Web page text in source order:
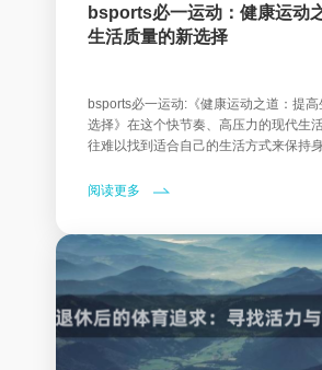
bsports必一运动：健康运动
生活质量的新选择
bsports必一运动:《健康运动之道：提
选择》在这个快节奏、高压力的现代生
往难以找到适合自己的生活方式来保持
阅读更多